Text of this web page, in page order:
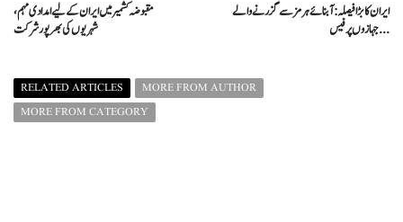
مقبوضہ کشمیر میں ایران کے لیے امدادی مہم،
شہریوں کی بھرپور شرکت
ایران کا بڑا فیصلہ: آبنائے ہرمز سے گزرنے والے
جہازوں پر فیس ...
RELATED ARTICLES
MORE FROM AUTHOR
MORE FROM CATEGORY